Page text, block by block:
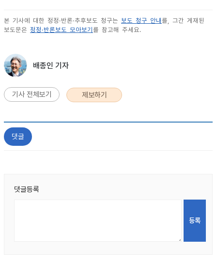
본 기사에 대한 정정·반론·추후보도 청구는 보도 청구 안내 를, 그간 게재된
보도문은 정정·반론보도 모아보기 를 참고해 주세요.
배종인 기자
기사 전체보기 제보하기
댓글
댓글등록